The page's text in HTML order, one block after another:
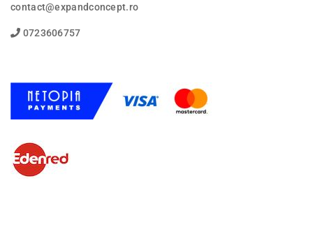
contact@expandconcept.ro
0723606757